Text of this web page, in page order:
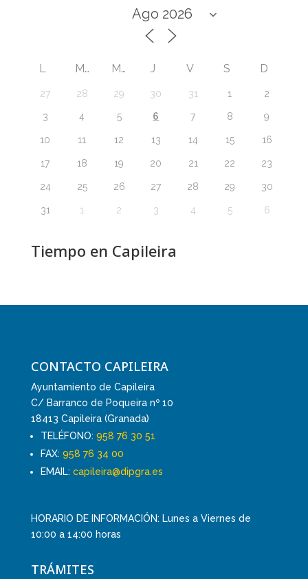
L M M J V S D
27 28 29 30 31 1 2
3 4 5 6 7 8 9
10 11 12 13 14 15 16
17 18 19 20 21 22 23
24 25 26 27 28 29 30
31 1 2 3 4 5 6
Tiempo en Capileira
CONTACTO CAPILEIRA
Ayuntamiento de Capileira
C/ Barranco de Poqueira nº 10
18413 Capileira (Granada)
TELÉFONO: 958 76 30 51
FAX: 958 76 34 00
EMAIL: capileira@dipgra.es
HORARIO DE INFORMACIÓN: Lunes a Viernes de
10:00 a 14:00 horas
TRÁMITES